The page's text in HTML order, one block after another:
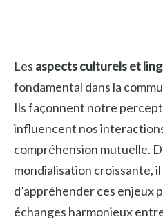
Les aspects culturels et
fondamental dans la
Ils façonnent notre
influencent nos
compréhension mutuelle.
mondialisation croissante,
d’appréhender ces enjeux
échanges harmonieux